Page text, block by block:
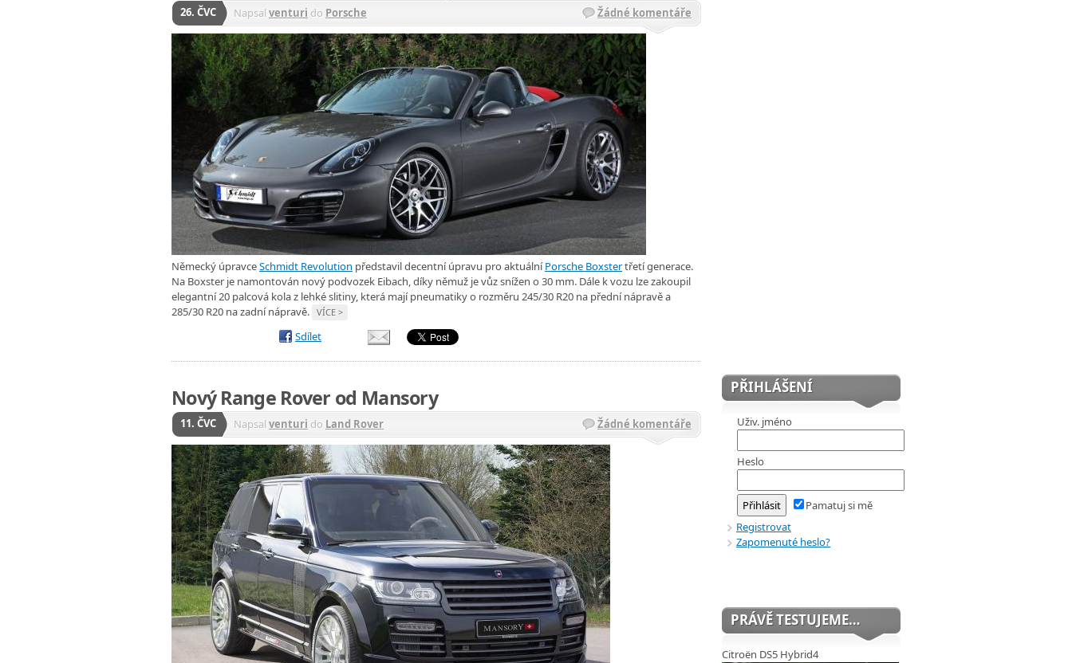
26. ČVC Napsal venturi do Porsche Žádné komentáře
Německý úpravceSchmidt Revolution představil decentní úpravu pro aktuálníPorsche Boxstertřetí generace.
Na Boxster je namontován nový podvozek Eibach, díky němuž je vůz snížen o 30 mm. Dále k vozu lze zakoupil
elegantní 20 palcová kola z lehké slitiny, která mají pneumatiky o rozměru 245/30 R20 na přední nápravě a
285/30 R20 na zadní nápravě. VÍCE >
Sdílet
Nový Range Rover od Mansory
11. ČVC Napsal venturi do Land Rover Žádné komentáře
PŘIHLÁŠENÍ
Uživ. jméno
Heslo
Pamatuj si mě
Registrovat
Zapomenuté heslo?
PRÁVĚ TESTUJEME…
Citroën DS5 Hybrid4